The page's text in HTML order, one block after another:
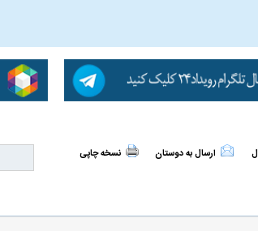
ارسال به دوستان نسخه چاپی